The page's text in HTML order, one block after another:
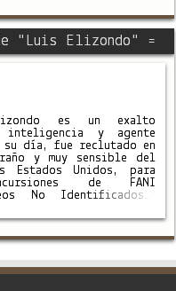
"Luis Elizondo" =
es un exalto
inteligencia y agente
su día, fue reclutado en
y muy sensible del
Estados Unidos, para
de FANI
No Identificados),
el espacio aéreo. Para
Elizondo …